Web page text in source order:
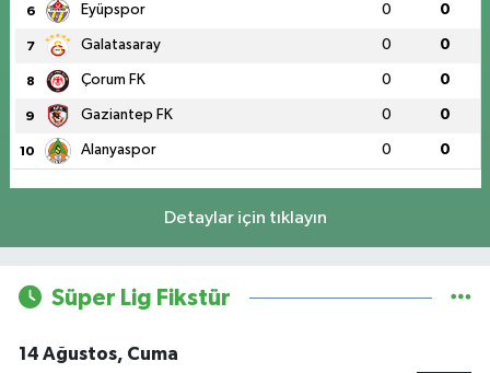
6 Eyüpspor 0 0
7 Galatasaray 0 0
8 Çorum FK 0 0
9 Gaziantep FK 0 0
10 Alanyaspor 0 0
Detaylar için tıklayın
Süper Lig Fikstür
14 Ağustos, Cuma